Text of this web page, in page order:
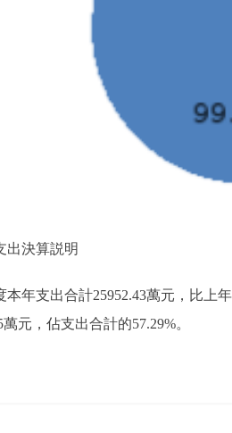
出決算説明
本年支出合計25952.43萬元，比上
元，佔支出合計的57.29%。